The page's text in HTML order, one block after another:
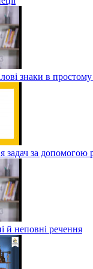
знаки в
задач за допомогою
й неповні речення